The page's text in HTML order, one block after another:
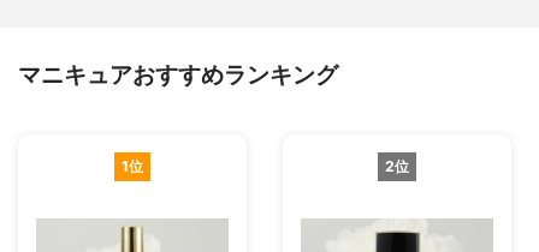
マニキュアおすすめランキング
1位 2位